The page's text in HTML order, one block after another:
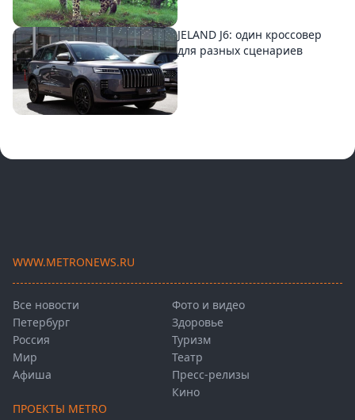
JELAND J6: один кроссовер
для разных сценариев
WWW.METRONEWS.RU
Все новости
Петербург
Россия
Мир
Афиша
Фото и видео
Здоровье
Туризм
Театр
Пресс-релизы
Кино
ПРОЕКТЫ METRO